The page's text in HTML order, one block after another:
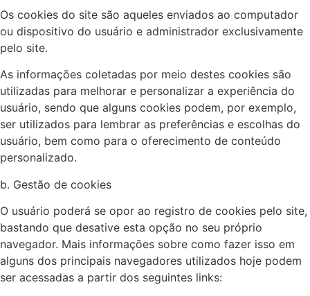
Os cookies do site são aqueles enviados ao computador
ou dispositivo do usuário e administrador exclusivamente
pelo site.
As informações coletadas por meio destes cookies são
utilizadas para melhorar e personalizar a experiência do
usuário, sendo que alguns cookies podem, por exemplo,
ser utilizados para lembrar as preferências e escolhas do
usuário, bem como para o oferecimento de conteúdo
personalizado.
b. Gestão de cookies
O usuário poderá se opor ao registro de cookies pelo site,
bastando que desative esta opção no seu próprio
navegador. Mais informações sobre como fazer isso em
alguns dos principais navegadores utilizados hoje podem
ser acessadas a partir dos seguintes links: